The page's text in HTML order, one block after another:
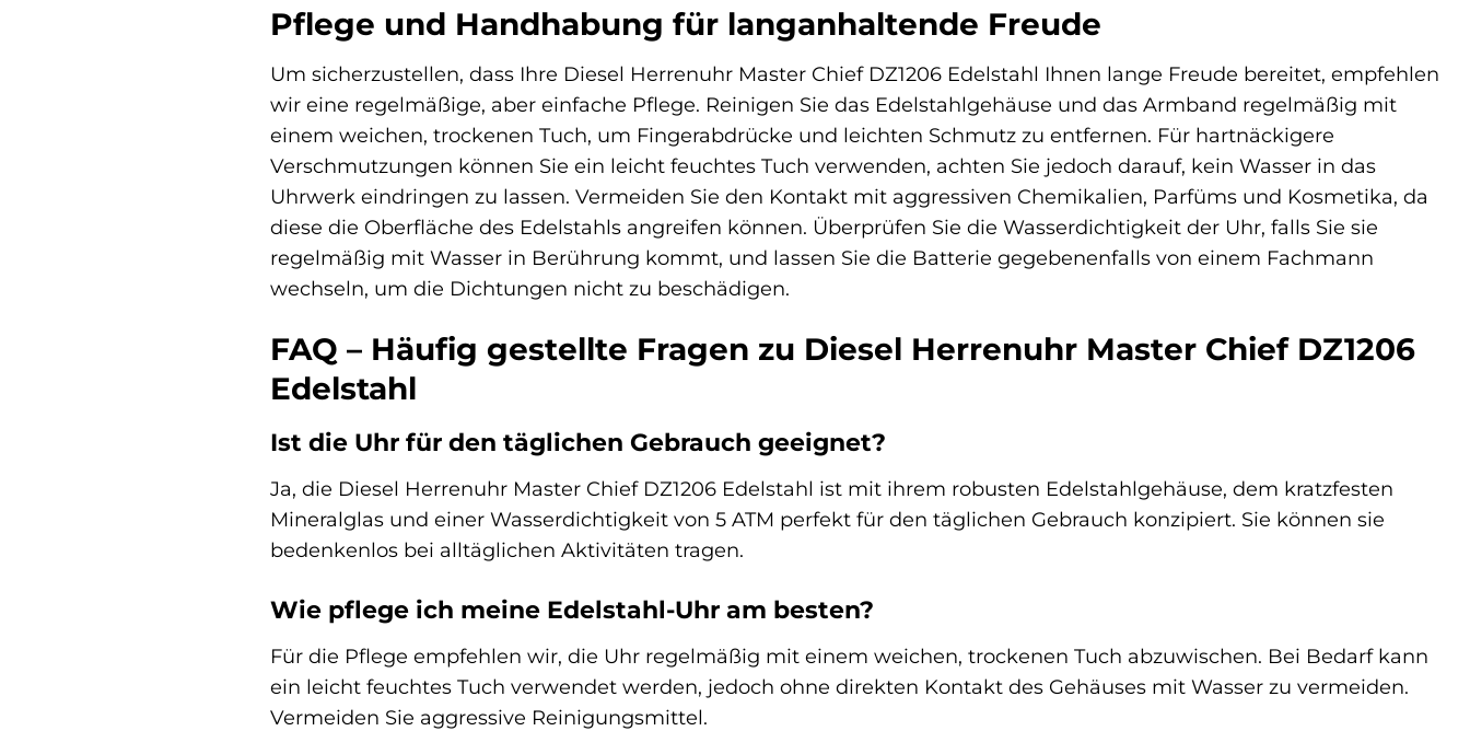
Pflege und Handhabung für langanhaltende Freude
Um sicherzustellen, dass Ihre Diesel Herrenuhr Master Chief DZ1206 Edelstahl Ihnen lange Freude bereitet, empfehlen
wir eine regelmäßige, aber einfache Pflege. Reinigen Sie das Edelstahlgehäuse und das Armband regelmäßig mit
einem weichen, trockenen Tuch, um Fingerabdrücke und leichten Schmutz zu entfernen. Für hartnäckigere
Verschmutzungen können Sie ein leicht feuchtes Tuch verwenden, achten Sie jedoch darauf, kein Wasser in das
Uhrwerk eindringen zu lassen. Vermeiden Sie den Kontakt mit aggressiven Chemikalien, Parfüms und Kosmetika, da
diese die Oberfläche des Edelstahls angreifen können. Überprüfen Sie die Wasserdichtigkeit der Uhr, falls Sie sie
regelmäßig mit Wasser in Berührung kommt, und lassen Sie die Batterie gegebenenfalls von einem Fachmann
wechseln, um die Dichtungen nicht zu beschädigen.
FAQ – Häufig gestellte Fragen zu Diesel Herrenuhr Master Chief DZ1206
Edelstahl
Ist die Uhr für den täglichen Gebrauch geeignet?
Ja, die Diesel Herrenuhr Master Chief DZ1206 Edelstahl ist mit ihrem robusten Edelstahlgehäuse, dem kratzfesten
Mineralglas und einer Wasserdichtigkeit von 5 ATM perfekt für den täglichen Gebrauch konzipiert. Sie können sie
bedenkenlos bei alltäglichen Aktivitäten tragen.
Wie pflege ich meine Edelstahl-Uhr am besten?
Für die Pflege empfehlen wir, die Uhr regelmäßig mit einem weichen, trockenen Tuch abzuwischen. Bei Bedarf kann
ein leicht feuchtes Tuch verwendet werden, jedoch ohne direkten Kontakt des Gehäuses mit Wasser zu vermeiden.
Vermeiden Sie aggressive Reinigungsmittel.